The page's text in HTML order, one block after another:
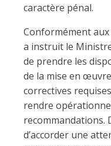
caractère pénal.
Conformément aux
a instruit le
de prendre les
de la mise en
correctives
rendre
recommandations.
d’accorder une